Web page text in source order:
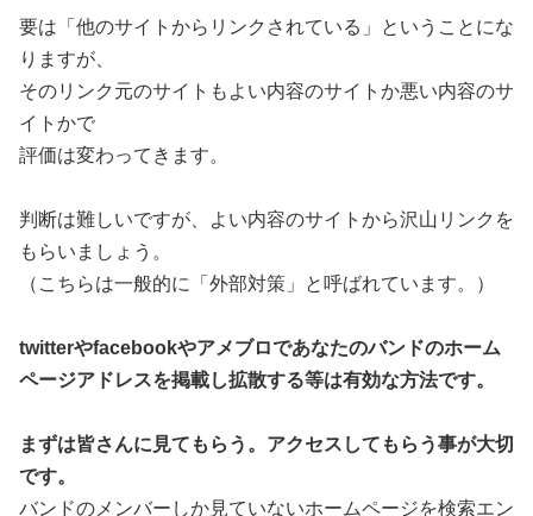
要は「他のサイトからリンクされている」ということにな
りますが、
そのリンク元のサイトもよい内容のサイトか悪い内容のサ
イトかで
評価は変わってきます。
判断は難しいですが、よい内容のサイトから沢山リンクを
もらいましょう。
（こちらは一般的に「外部対策」と呼ばれています。）
twitterやfacebookやアメブロであなたのバンドのホーム
ページアドレスを掲載し拡散する等は有効な方法です。
まずは皆さんに見てもらう。アクセスしてもらう事が大切
です。
バンドのメンバーしか見ていないホームページを検索エン